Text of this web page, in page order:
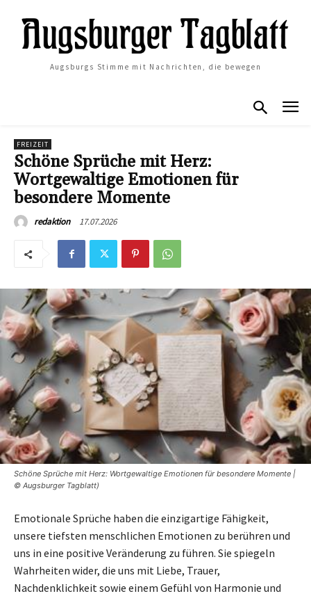
Augsburgs Stimme mit Nachrichten, die bewegen
FREIZEIT
Schöne Sprüche mit Herz:
Wortgewaltige Emotionen für
besondere Momente
redaktion 17.07.2026
Schöne Sprüche mit Herz: Wortgewaltige Emotionen für besondere Momente |
© Augsburger Tagblatt)
Emotionale Sprüche haben die einzigartige Fähigkeit,
unsere tiefsten menschlichen Emotionen zu berühren und
uns in eine positive Veränderung zu führen. Sie spiegeln
Wahrheiten wider, die uns mit Liebe, Trauer,
Nachdenklichkeit sowie einem Gefühl von Harmonie und